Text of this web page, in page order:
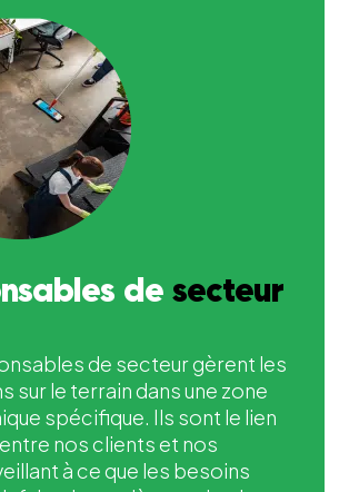
desecteur
de secteur gèrent les
sur le terrain dans une zone
spécifique. Ils sont le lien
nos clients et nos
à ce que les besoins